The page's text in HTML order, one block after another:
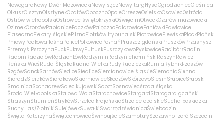
NowogardNowy Dwór MazowieckiNowy sączNowy targNysaOgrodzieniecOleśnica
OlkuszOlsztynOlsztynekOpatówOpocznoOpoleOrzeszeOsielskoOsowiecOstróda
Ostrów wielkopolskiOstrowiec świętokrzyskiOświęcimOtwockOżarów mazowiecki
OzimekOzorkówPabianicePaczkówPajęcznoPalczowicePaniówkiPawłowice
PiasecznoPiekary śląskiePilznoPiotrków trybunalskiPiotrowicePlewiskaPłockPłońsk
PniewyPodkowa leśnaPolicePolkowicePoznańPruszcz gdańskiPruszkówPrzasnysz
PrzemyślPszczynaPuckPuławyPułtuskPuszczykowoPyskowiceRacibórzRadlin
RadomRadziejówRadzionkówRadzyminRadzyń chełmińskiRaszynRawicz
Reńska WieśRuda ŚląskaRudna WielkaRudyRudziczkaRumiaRybnikRzeszów
RzgówSanokSarnówSiedlceSiedliceSiemianowice śląskieSiemoniaSienno
SieradzSierakówSierakowoSkierniewiceSkoczówSkórzewoŚlesinSłubiceSłupsk
SmolnicaSochaczewSolec kujawskiSopotSosnowiecśroda śląska
Środa WielkopolskaStalowa WolaStarachowiceStargardStarogard gdański
StraszynStrumieńStrykówStrzelce krajeńskieStrzelce opolskieSucha beskidzka
Suchy Las/ZłotnikiSulejówekSuwałkiSwarzędzświdnicaŚwiebodzin
Święta KatarzynaŚwiętochłowiceŚwinoujścieSzamotułySzczawno-zdrójSzczecin